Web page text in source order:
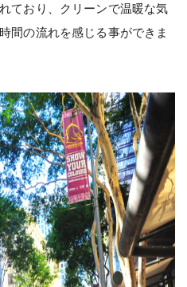
ており、クリーンで温暖な気
間の流れを感じる事ができま